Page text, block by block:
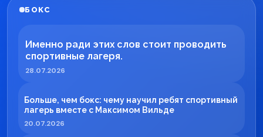
БОКС
Именно ради этих слов стоит проводить
спортивные лагеря.
28.07.2026
Больше, чем бокс: чему научил ребят спортивный
лагерь вместе с Максимом Вильде
20.07.2026